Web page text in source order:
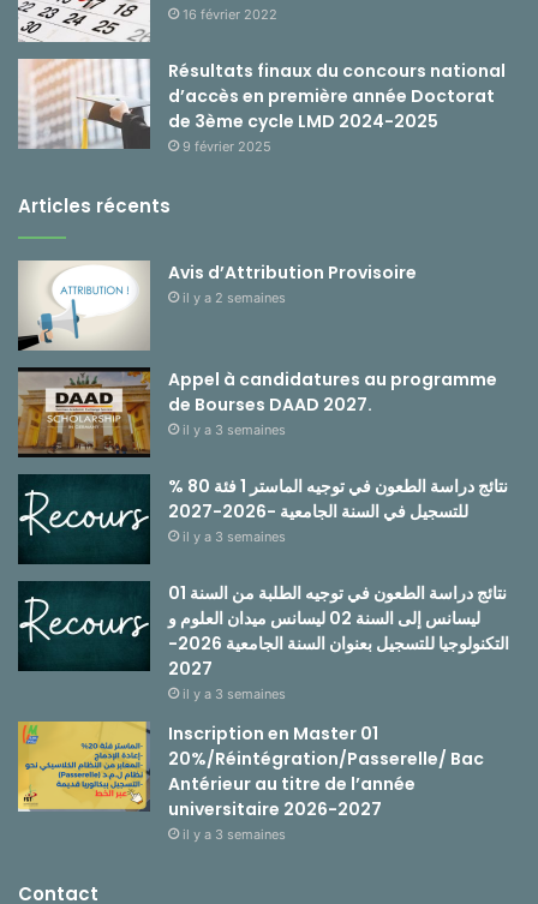
16 février 2022
Résultats finaux du concours national
d’accès en première année Doctorat
de 3ème cycle LMD 2024-2025
9 février 2025
Articles récents
Avis d’Attribution Provisoire
il y a 2 semaines
Appel à candidatures au programme
de Bourses DAAD 2027.
il y a 3 semaines
نتائج دراسة الطعون في توجيه الماستر 1 فئة 80 %
للتسجيل في السنة الجامعية -2026-2027
il y a 3 semaines
نتائج دراسة الطعون في توجيه الطلبة من السنة 01
ليسانس إلى السنة 02 ليسانس ميدان العلوم و
التكنولوجيا للتسجيل بعنوان السنة الجامعية 2026-
2027
il y a 3 semaines
Inscription en Master 01
20%/Réintégration/Passerelle/ Bac
Antérieur au titre de l’année
universitaire 2026-2027
il y a 3 semaines
Contact